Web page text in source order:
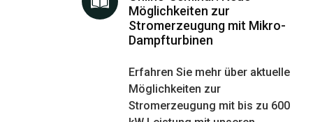
Möglichkeiten zur
Stromerzeugung mit Mikro-
Dampfturbinen
Erfahren Sie mehr über aktuelle
Möglichkeiten zur
Stromerzeugung mit bis zu 600